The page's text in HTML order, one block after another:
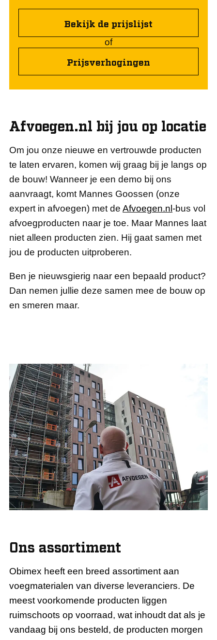
Bekijk de prijslijst
of
Prijsverhogingen
Afvoegen.nl bij jou op locatie
Om jou onze nieuwe en vertrouwde producten
te laten ervaren, komen wij graag bij je langs op
de bouw! Wanneer je een demo bij ons
aanvraagt, komt Mannes Goossen (onze
expert in afvoegen) met deAfvoegen.nl-bus vol
afvoegproducten naar je toe. Maar Mannes laat
niet alleen producten zien. Hij gaat samen met
jou de producten uitproberen.
Ben je nieuwsgierig naar een bepaald product?
Dan nemen jullie deze samen mee de bouw op
en smeren maar.
Ons assortiment
Obimex heeft een breed assortiment aan
voegmaterialen van diverse leveranciers. De
meest voorkomende producten liggen
ruimschoots op voorraad, wat inhoudt dat als je
vandaag bij ons besteld, de producten morgen